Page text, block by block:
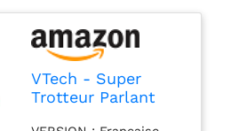
sonores rigolos. Les
couleurs vives et les 5
touches Piano
lumineuses stimulent
VTech - Super
Trotteur Parlant